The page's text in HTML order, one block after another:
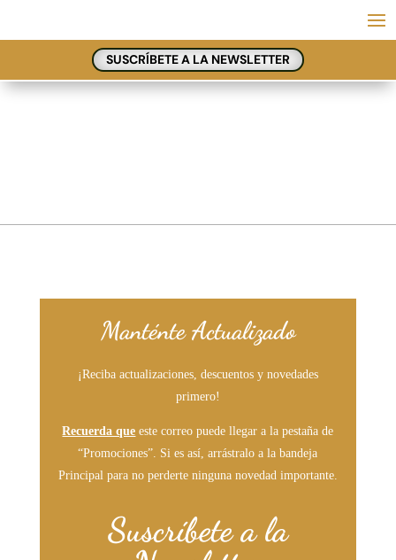
SUSCRÍBETE A LA NEWSLETTER
Manténte Actualizado
¡Reciba actualizaciones, descuentos y novedades
primero!
Recuerda que este correo puede llegar a la pestaña de
“Promociones”. Si es así, arrástralo a la bandeja
Principal para no perderte ninguna novedad importante.
Suscríbete a la